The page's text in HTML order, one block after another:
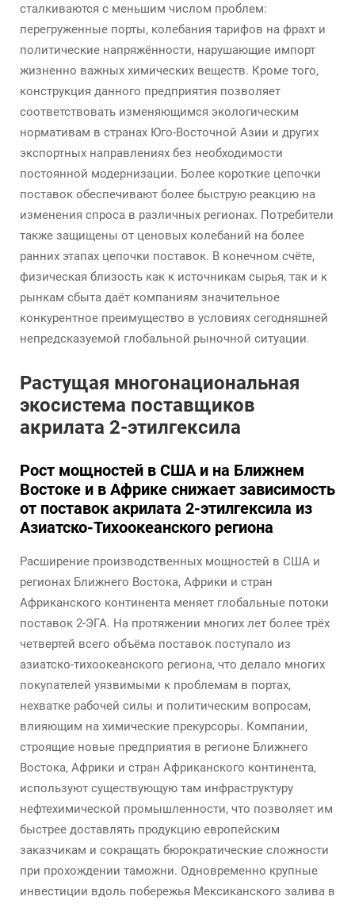
сталкиваются с меньшим числом проблем:
перегруженные порты, колебания тарифов на фрахт и
политические напряжённости, нарушающие импорт
жизненно важных химических веществ. Кроме того,
конструкция данного предприятия позволяет
соответствовать изменяющимся экологическим
нормативам в странах Юго-Восточной Азии и других
экспортных направлениях без необходимости
постоянной модернизации. Более короткие цепочки
поставок обеспечивают более быструю реакцию на
изменения спроса в различных регионах. Потребители
также защищены от ценовых колебаний на более
ранних этапах цепочки поставок. В конечном счёте,
физическая близость как к источникам сырья, так и к
рынкам сбыта даёт компаниям значительное
конкурентное преимущество в условиях сегодняшней
непредсказуемой глобальной рыночной ситуации.
Растущая многонациональная
экосистема поставщиков
акрилата 2-этилгексила
Рост мощностей в США и на Ближнем
Востоке и в Африке снижает зависимость
от поставок акрилата 2-этилгексила из
Азиатско-Тихоокеанского региона
Расширение производственных мощностей в США и
регионах Ближнего Востока, Африки и стран
Африканского континента меняет глобальные потоки
поставок 2-ЭГА. На протяжении многих лет более трёх
четвертей всего объёма поставок поступало из
азиатско-тихоокеанского региона, что делало многих
покупателей уязвимыми к проблемам в портах,
нехватке рабочей силы и политическим вопросам,
влияющим на химические прекурсоры. Компании,
строящие новые предприятия в регионе Ближнего
Востока, Африки и стран Африканского континента,
используют существующую там инфраструктуру
нефтехимической промышленности, что позволяет им
быстрее доставлять продукцию европейским
заказчикам и сокращать бюрократические сложности
при прохождении таможни. Одновременно крупные
инвестиции вдоль побережья Мексиканского залива в